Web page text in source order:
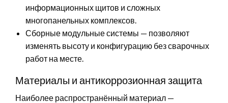
информационных щитов и сложных
многопанельных комплексов.
Сборные модульные системы — позволяют
изменять высоту и конфигурацию без сварочных
работ на месте.
Материалы и антикоррозионная защита
Наиболее распространённый материал —